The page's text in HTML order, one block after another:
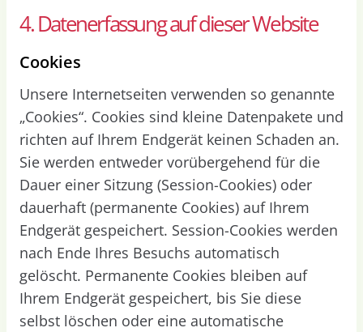
4. Datenerfassung auf dieser Website
Cookies
Unsere Internetseiten verwenden so genannte
„Cookies“. Cookies sind kleine Datenpakete und
richten auf Ihrem Endgerät keinen Schaden an.
Sie werden entweder vorübergehend für die
Dauer einer Sitzung (Session-Cookies) oder
dauerhaft (permanente Cookies) auf Ihrem
Endgerät gespeichert. Session-Cookies werden
nach Ende Ihres Besuchs automatisch
gelöscht. Permanente Cookies bleiben auf
Ihrem Endgerät gespeichert, bis Sie diese
selbst löschen oder eine automatische